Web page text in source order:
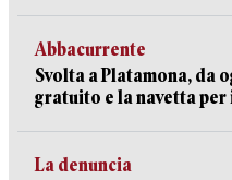
Abbacurrente
Svolta a Platamona, da
gratuito e la navetta
La denuncia